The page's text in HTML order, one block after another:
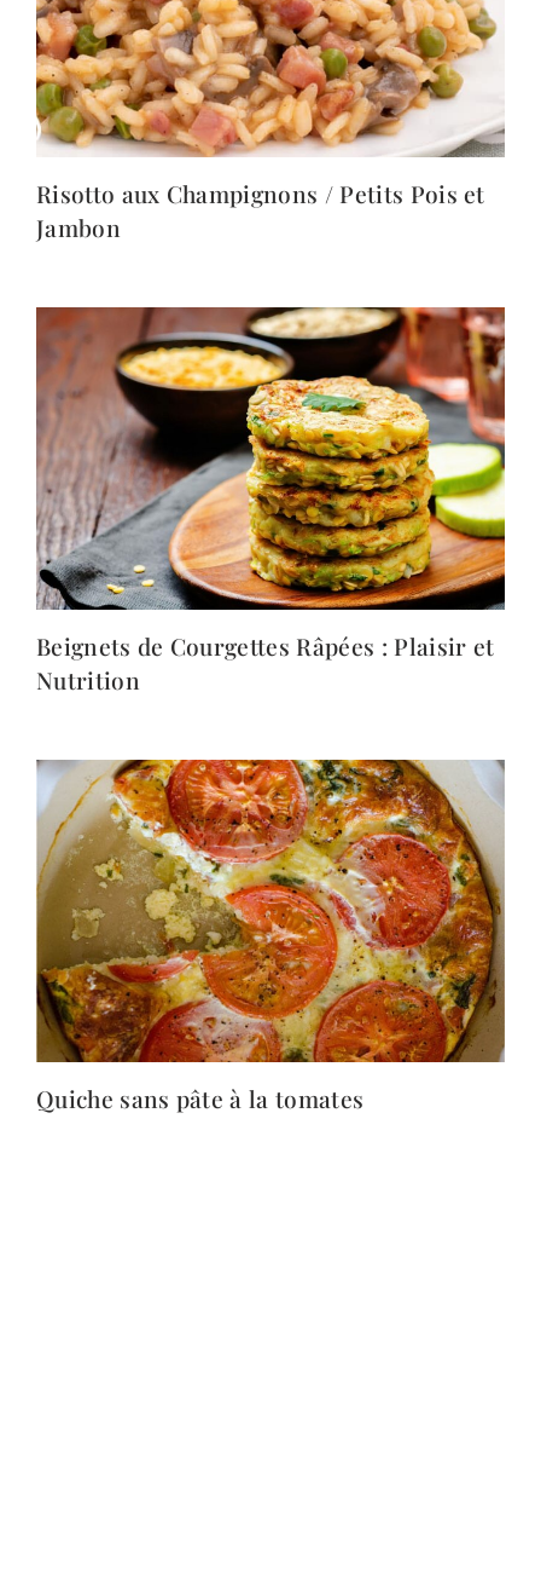
Risotto aux Champignons / Petits Pois et
Jambon
Beignets de Courgettes Râpées : Plaisir et
Nutrition
Quiche sans pâte à la tomates